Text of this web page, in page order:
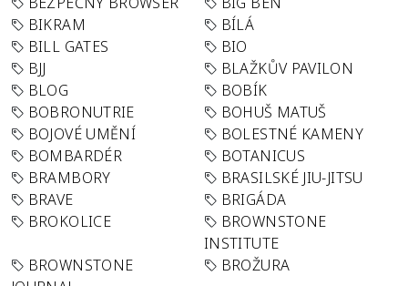
BIKRAM
BÍLÁ
BILL GATES
BIO
BJJ
BLAŽKŮV PAVILON
BLOG
BOBÍK
BOBRONUTRIE
BOHUŠ MATUŠ
BOJOVÉ UMĚNÍ
BOLESTNÉ KAMENY
BOMBARDÉR
BOTANICUS
BRAMBORY
BRASILSKÉ JIU-JITSU
BRAVE
BRIGÁDA
BROKOLICE
BROWNSTONE
INSTITUTE
BROWNSTONE
BROŽURA